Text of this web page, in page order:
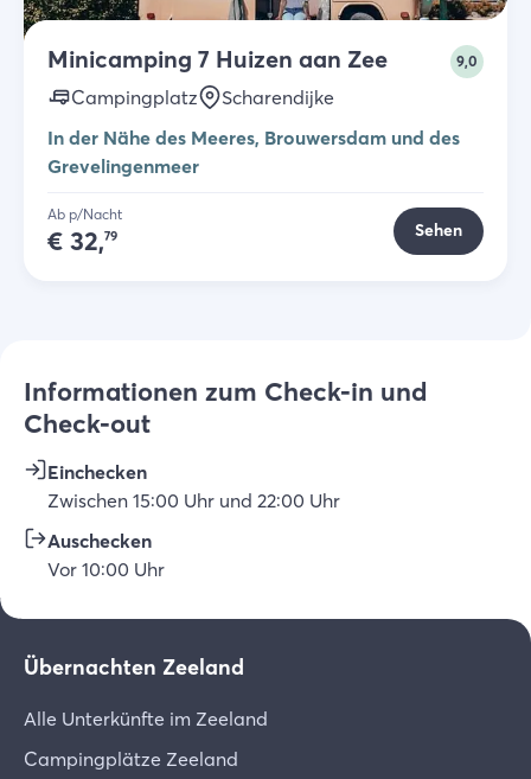
Minicamping 7 Huizen aan Zee 9,0
Campingplatz
Scharendijke
In der Nähe des Meeres, Brouwersdam und des
Grevelingenmeer
Ab p/Nacht
€ 32,79 Sehen
Informationen zum Check-in und
Check-out
Einchecken
Zwischen 15:00 Uhr und 22:00 Uhr
Auschecken
Vor 10:00 Uhr
Übernachten Zeeland
Alle Unterkünfte im Zeeland
Campingplätze Zeeland